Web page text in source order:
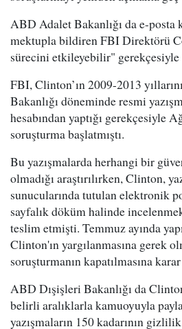
ABD Adalet Bakanlığı da e-posta
mektupla bildiren FBI Direktörü
sürecini etkileyebilir"
FBI, Clinton’ın 2009-2013
Bakanlığı döneminde resmi
hesabından yaptığı gerekçesiyle
soruşturma başlatmıştı.
Bu yazışmalarda herhangi bir
olmadığı araştırılırken, Clinton,
sunucularında tutulan elektronik
sayfalık döküm halinde
teslim etmişti. Temmuz ayında
Clinton'ın yargılanmasına gerek
soruşturmanın kapatılmasına
ABD Dışişleri Bakanlığı da
belirli aralıklarla kamuoyuyla
yazışmaların 150 kadarının